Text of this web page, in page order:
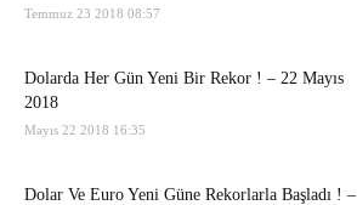
Temmuz 23 2018 08:57
Dolarda Her Gün Yeni Bir Rekor ! – 22 Mayıs
2018
Mayıs 22 2018 16:35
Dolar Ve Euro Yeni Güne Rekorlarla Başladı ! –